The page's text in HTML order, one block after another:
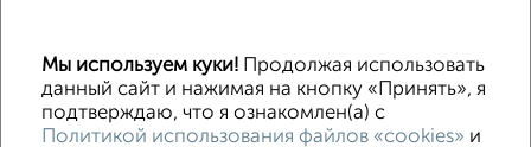
Без посредников В деревне Каркасный
Деревянный
Готовый дом Под ключ Загородный
Мы используем куки!Продолжая использовать
данный сайт и нажимая на кнопку «Принять», я
подтверждаю, что я ознакомлен(а) с
Политикой использования файлов «cookies» и